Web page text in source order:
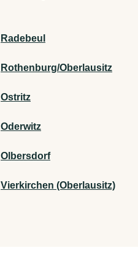
Radebeul
Rothenburg/Oberlausitz
Ostritz
Oderwitz
Olbersdorf
Vierkirchen (Oberlausitz)